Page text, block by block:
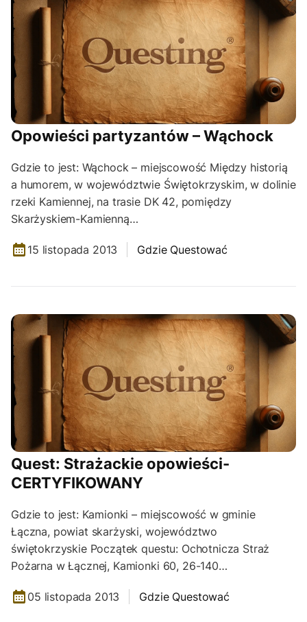
Opowieści partyzantów – Wąchock
Gdzie to jest: Wąchock – miejscowość Między historią
a humorem, w województwie Świętokrzyskim, w dolinie
rzeki Kamiennej, na trasie DK 42, pomiędzy
Skarżyskiem-Kamienną…
15 listopada 2013 Gdzie Questować
Quest: Strażackie opowieści-
CERTYFIKOWANY
Gdzie to jest: Kamionki – miejscowość w gminie
Łączna, powiat skarżyski, województwo
świętokrzyskie Początek questu: Ochotnicza Straż
Pożarna w Łącznej, Kamionki 60, 26-140…
05 listopada 2013 Gdzie Questować